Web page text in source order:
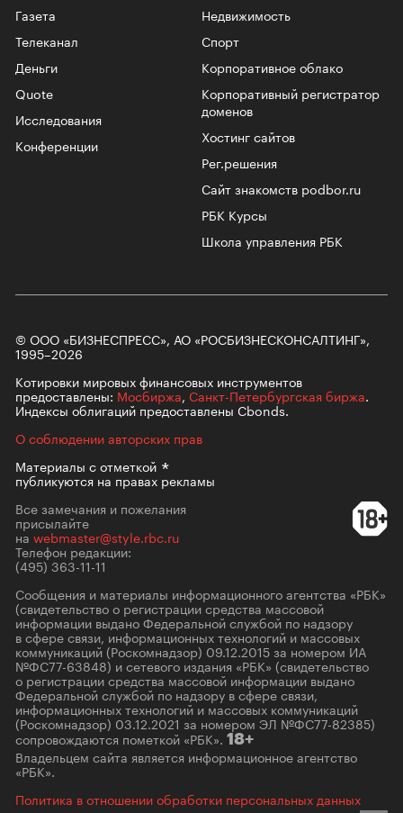
Газета
Телеканал
Недвижимость
Спорт
Корпоративное облако
Корпоративный регистратор
доменов
Хостинг сайтов
Рег.решения
Сайт знакомств podbor.ru
РБК Курсы
Школа управления РБК
Деньги
Quote
Исследования
Конференции
© ООО «БИЗНЕСПРЕСС», АО «РОСБИЗНЕСКОНСАЛТИНГ»,
1995–2026
Котировки мировых финансовых инструментов
предоставлены: Мосбиржа, Санкт-Петербургская биржа.
Индексы облигаций предоставлены Cbonds.
О соблюдении авторских прав
Материалы сотметкой
публикуются на правах рекламы
Все замечания и пожелания
присылайте
на webmaster@style.rbc.ru
Телефон редакции:
(495) 363-11-11
Сообщения и материалы информационного агентства «РБК»
(свидетельство о регистрации средства массовой
информации выдано Федеральной службой по надзору
в сфере связи, информационных технологий и массовых
коммуникаций (Роскомнадзор) 09.12.2015 за номером ИА
№ФС77-63848) и сетевого издания «РБК» (свидетельство
о регистрации средства массовой информации выдано
Федеральной службой по надзору в сфере связи,
информационных технологий и массовых коммуникаций
(Роскомнадзор) 03.12.2021 за номером ЭЛ №ФС77-82385)
сопровождаются пометкой «РБК». 18+
Владельцем сайта является информационное агентство
«РБК».
Политика в отношении обработки персональных данных